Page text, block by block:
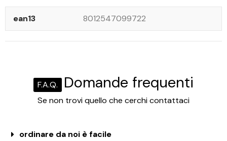
ean13 8012547099722
F.A.Q. Domande frequenti
Se non trovi quello che cerchi contattaci
ordinare da noi è facile